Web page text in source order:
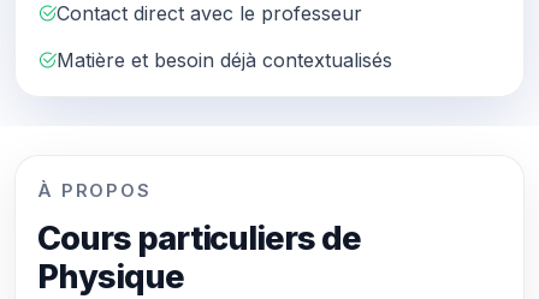
Contact direct avec le professeur
Matière et besoin déjà contextualisés
À PROPOS
Cours particuliers de
Physique